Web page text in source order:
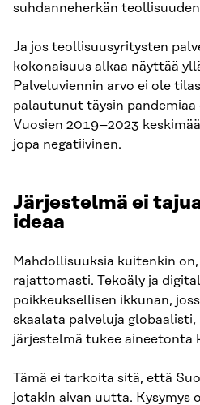
suhdanneherkän
Ja jos teollisuusyritysten
kokonaisuus alkaa näyttää
Palveluviennin arvo ei ole
palautunut täysin
Vuosien 2019–2023
jopa negatiivinen.
Järjestelmä ei
ideaa
Mahdollisuuksia kuitenkin
rajattomasti. Tekoäly ja
poikkeuksellisen ikkunan,
skaalata palveluja
järjestelmä tukee aineetonta
Tämä ei tarkoita sitä, että
jotakin aivan uutta. Kysymys